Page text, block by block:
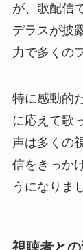
が、歌配信
デラスが披
力で多くの
特に感動的
に応えて歌
声は多くの
信をきっか
うになりま